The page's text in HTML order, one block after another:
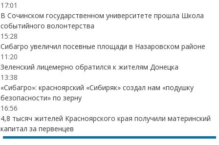
17:01
В Сочинском государственном университете прошла Школа
событийного волонтерства
15:28
Сибагро увеличил посевные площади в Назаровском районе
11:20
Зеленский лицемерно обратился к жителям Донецка
13:38
«Сибагро»: красноярский «Сибиряк» создал нам «подушку
безопасности» по зерну
16:56
4,8 тысяч жителей Красноярского края получили материнский
капитал за первенцев